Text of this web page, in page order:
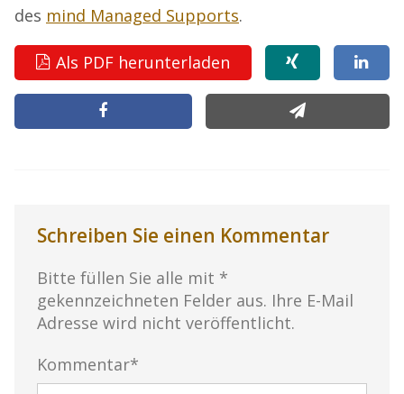
des mind Managed Supports.
Als PDF herunterladen
Schreiben Sie einen Kommentar
Bitte füllen Sie alle mit *
gekennzeichneten Felder aus. Ihre E-Mail
Adresse wird nicht veröffentlicht.
Kommentar*